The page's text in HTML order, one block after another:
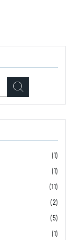
(1)
(1)
(11)
(2)
(5)
(1)